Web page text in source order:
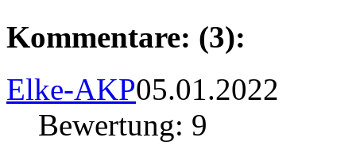
Kommentare: (3):
Elke-AKP05.01.2022
Bewertung: 9